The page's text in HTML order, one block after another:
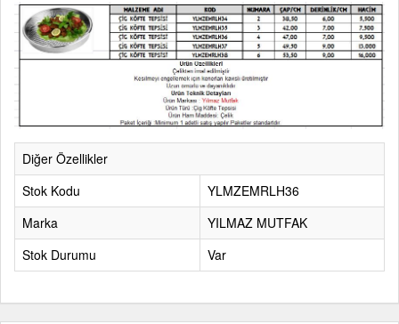
Diğer Özellikler
Stok Kodu
YLMZEMRLH36
Marka
YILMAZ MUTFAK
Stok Durumu
Var